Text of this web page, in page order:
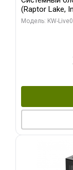
(Raptor Lake,
модуля)/ Palit
Модель: KW-